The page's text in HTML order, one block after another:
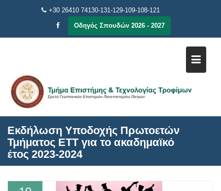
+30 26410 74130-131-129-109-108-121
Οδηγός Σπουδών 2026 - 2027
Εκδήλωση Υποδοχής Πρωτοετών
Τμήματος ΕΤΤ για το ακαδημαϊκό
έτος 2023-2024